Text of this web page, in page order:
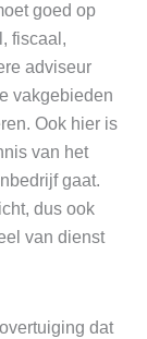
goed op
fiscaal,
adviseur
vakgebieden
Ook hier is
van het
gaat.
dus ook
van dienst
dat